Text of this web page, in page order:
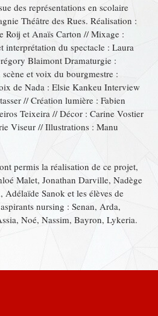
des représentations en scolaire
Théâtre des Rues. Réalisation :
Roij et Anaïs Carton // Mixage :
interprétation du spectacle : Laura
Blaimont Dramaturgie :
et voix du bourgmestre :
de Nada : Elsie Kankeu Interview
// Création lumière : Fabien
Teixeira // Décor : Carine Vostier
Viseur // Illustrations : Manu
permis la réalisation de ce projet,
Malet, Jonathan Darville, Nadège
Sanok et les élèves de
nursing : Senan, Arda,
Noé, Nassim, Bayron, Lykeria.